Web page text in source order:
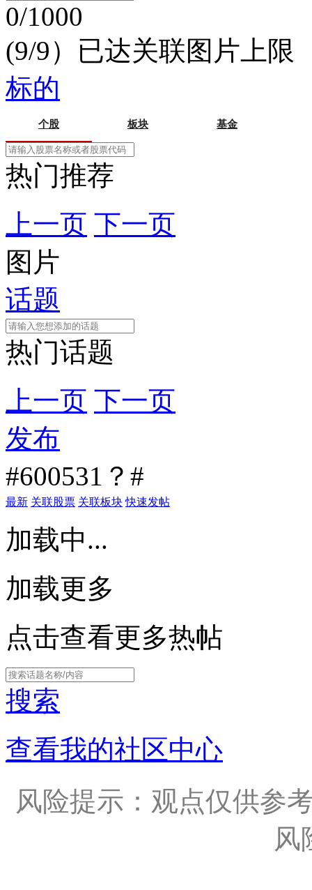
0/1000
(9/9）已达关联图片上限
标的
个股 板块 基金
热门推荐
上一页 下一页
图片
话题
热门话题
上一页 下一页
发布
#600531？#
最新 关联股票 关联板块 快速发帖
加载中...
加载更多
点击查看更多热帖
搜索
查看我的社区中心
风险提示：观点仅供参
风